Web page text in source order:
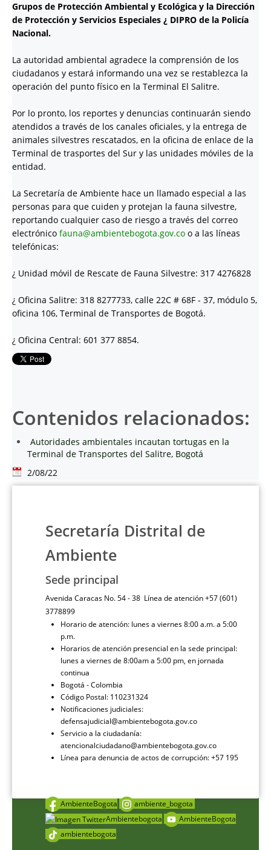
Grupos de Protección Ambiental y Ecológica y la Dirección
de Protección y Servicios Especiales ¿ DIPRO de la Policía
Nacional.
La autoridad ambiental agradece la comprensión de los
ciudadanos y estará informando una vez se restablezca la
operación del punto físico en la Terminal El Salitre.
Por lo pronto, los reportes y denuncias continuarán siendo
atendidos a través de los canales oficiales, y la entrega de
animales silvestres rescatados, en la oficina de enlace de la
Terminal de trasportes del Sur y las unidades móviles de la
entidad.
La Secretaría de Ambiente hace un llamado especial a las
personas para que cuiden y protejan la fauna silvestre,
reportando cualquier caso de riesgo a través del correo
electrónico fauna@ambientebogota.gov.co o a las líneas
telefónicas:
¿ Unidad móvil de Rescate de Fauna Silvestre: 317 4276828
¿ Oficina Salitre: 318 8277733, calle 22C # 68F - 37, módulo 5,
oficina 106, Terminal de Transportes de Bogotá.
¿ Oficina Central: 601 377 8854.
Contenidos relacionados:
Autoridades ambientales incautan tortugas en la
Terminal de Transportes del Salitre, Bogotá
2/08/22
Secretaría Distrital de
Ambiente
Sede principal
Avenida Caracas No. 54 - 38 Línea de atención +57 (601)
3778899
Horario de atención: lunes a viernes 8:00 a.m. a 5:00
p.m.
Horarios de atención presencial en la sede principal:
lunes a viernes de 8:00am a 5:00 pm, en jornada
continua
Bogotá - Colombia
Código Postal: 110231324
Notificaciones judiciales:
defensajudicial@ambientebogota.gov.co
Servicio a la ciudadanía:
atencionalciudadano@ambientebogota.gov.co
Línea para denuncia de actos de corrupción: +57 195
AmbienteBogota
ambiente_bogota
Ambientebogota
AmbienteBogota
ambientebogota